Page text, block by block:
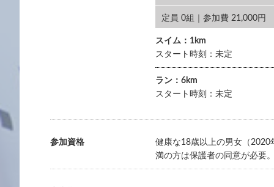
定員 0組｜参加費 21,000円
スイム：1km
スタート時刻：未定
ラン：6km
スタート時刻：未定
参加資格
健康な18歳以上の男女（2020
満の方は保護者の同意が必要